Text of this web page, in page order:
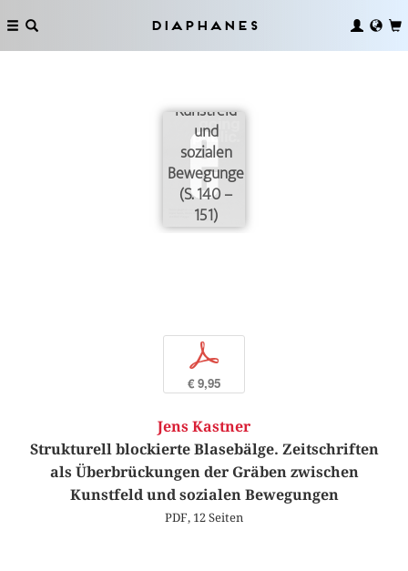
Diaphanes
als
Überbrückungen
Kunstfeld
und
sozialen
Bewegungen
(S. 140 –
151)
p
€ 9,95
Jens Kastner
Strukturell blockierte Blasebälge. Zeitschriften
als Überbrückungen der Gräben zwischen
Kunstfeld und sozialen Bewegungen
PDF, 12 Seiten